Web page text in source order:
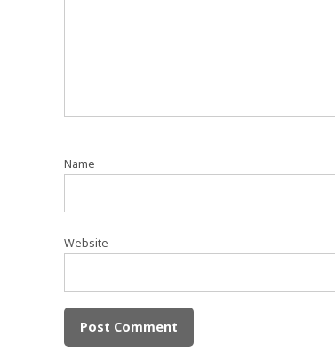
Name
Website